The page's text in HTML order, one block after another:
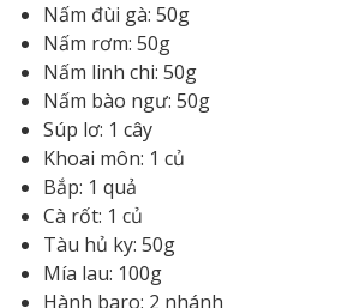
Nấm đùi gà: 50g
Nấm rơm: 50g
Nấm linh chi: 50g
Nấm bào ngư: 50g
Súp lơ: 1 cây
Khoai môn: 1 củ
Bắp: 1 quả
Cà rốt: 1 củ
Tàu hủ ky: 50g
Mía lau: 100g
Hành baro: 2 nhánh